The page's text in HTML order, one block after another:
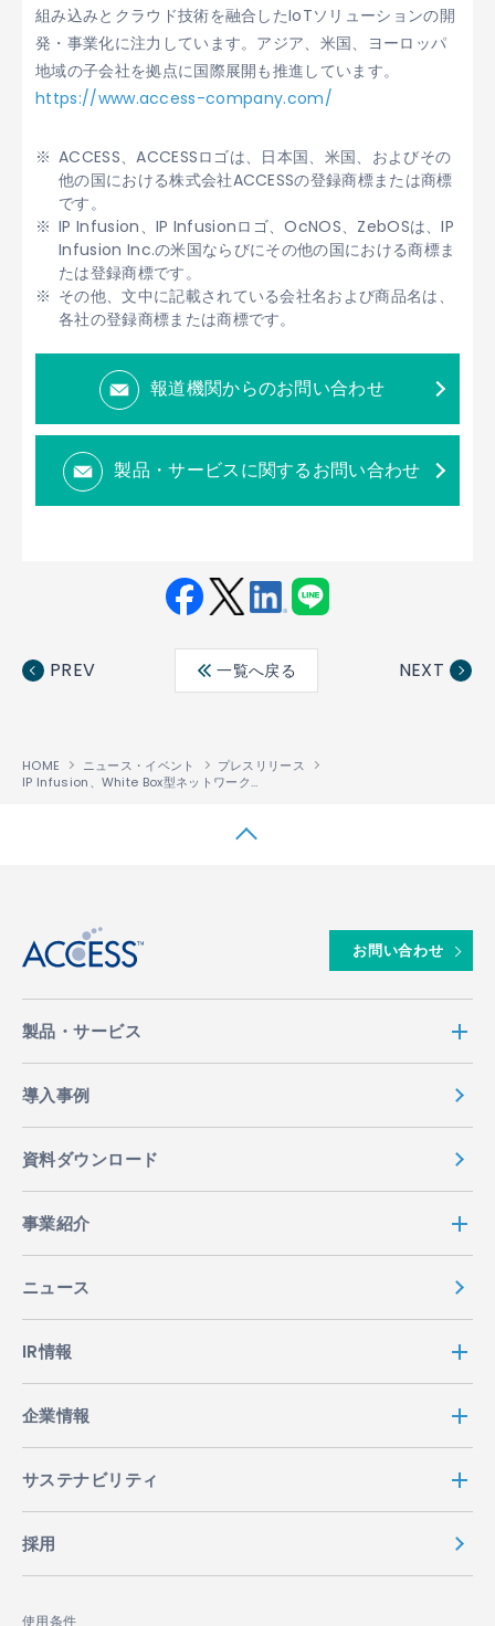
組み込みとクラウド技術を融合したIoTソリューションの開
発・事業化に注力しています。アジア、米国、ヨーロッパ
地域の子会社を拠点に国際展開も推進しています。
https://www.access-company.com/
ACCESS、ACCESSロゴは、日本国、米国、およびその
他の国における株式会社ACCESSの登録商標または商標
です。
IP Infusion、IP Infusionロゴ、OcNOS、ZebOSは、IP
Infusion Inc.の米国ならびにその他の国における商標ま
たは登録商標です。
その他、文中に記載されている会社名および商品名は、
各社の登録商標または商標です。
報道機関からのお問い合わせ
製品・サービスに関するお問い合わせ
ebo ter
edin
PREV 一覧へ戻る NEXT
HOME ニュース・イベント
プレスリリース
IP Infusion、White Box型ネットワークソリューションの提供に向けて、KGPCoとの販売代理店契約を発表
お問い合わせ
製品・サービス
導入事例
資料ダウンロード
事業紹介
ニュース
IR情報
企業情報
サステナビリティ
採用
使用条件